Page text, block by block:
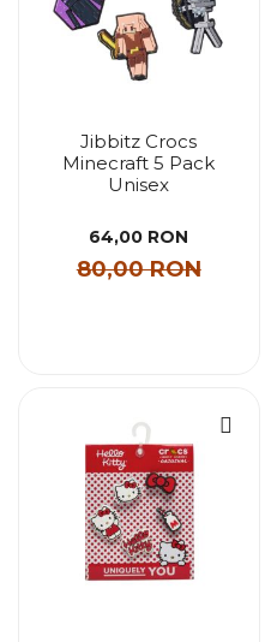
Jibbitz Crocs
Minecraft 5 Pack
Unisex
64,00 RON
80,00 RON